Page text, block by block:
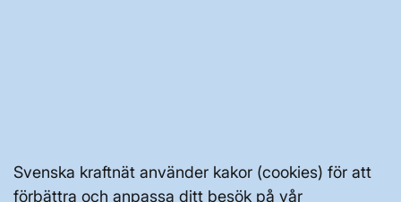
Svenska kraftnät använder kakor (cookies) för att
förbättra och anpassa ditt besök på vår
Vår dataskyddspolicy
Tillgänglighetsredogörelse